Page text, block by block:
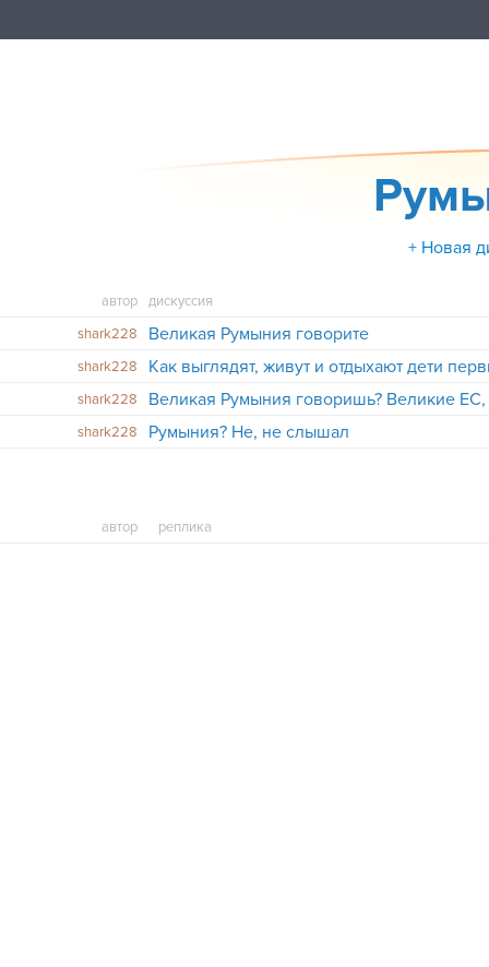
+ Новая
автор
дискуссия
shark228
Великая Румыния говорите
shark228 Как выглядят, живут и отдыхают дети
shark228
shark228
Румыния? Не, не слышал
автор реплика